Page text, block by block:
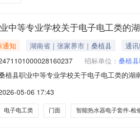
中等专业学校关于电子电工类的
通知 湖南省｜张家界市｜桑植县 通
招标单位： 桑植
植县职业中等专业学校关于电子电工类的
时间：-二、采购单位信息采购单位名称：
05-06 17:43
电子电工类 门面 智能热水器电子套件-检